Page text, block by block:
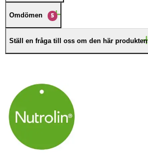
Omdömen 5
Ställ en fråga till oss om den här produkten